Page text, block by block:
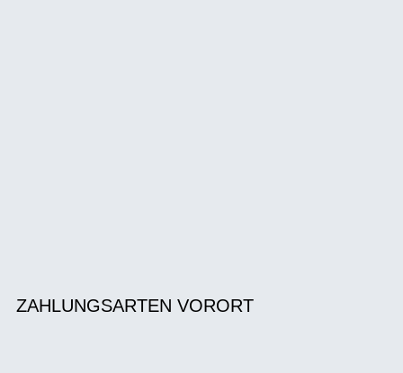
ZAHLUNGSARTEN VORORT